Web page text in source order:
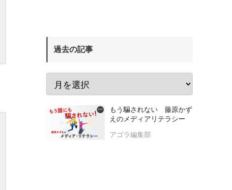
過去の記事
もう騙されない 藤原かず
えのメディアリテラシー
アゴラ編集部